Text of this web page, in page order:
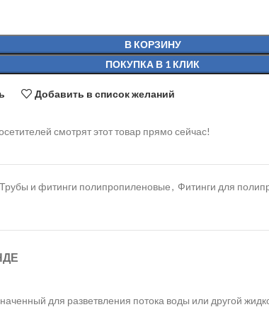
В КОРЗИНУ
ПОКУПКА В 1 КЛИК
Добавить в список желаний
смотрят этот товар прямо сейчас!
Трубы и фитинги полипропиленовые, Фитинги для
для разветвления потока воды или другой